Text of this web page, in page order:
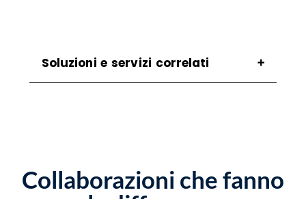
Soluzioni e servizi correlati
Consulenza Per Migrazione A Windows 11
Eboli
Collaborazioni che fanno